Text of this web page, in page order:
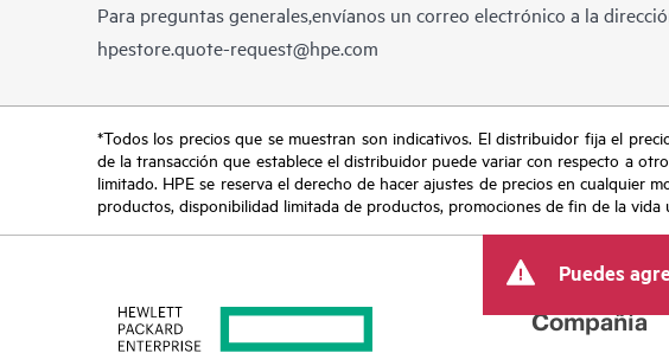
Para preguntas generales,envíanos un correo electrónico a la
hpestore.quote-request@hpe.com
*Todos los precios que se muestran son indicativos. El distribuidor fija el
de la transacción que establece el distribuidor puede variar con respecto a
limitado. HPE se reserva el derecho de hacer ajustes de precios en cualquier
productos, disponibilidad limitada de productos, promociones de fin de la vida
Puedes
Compañía